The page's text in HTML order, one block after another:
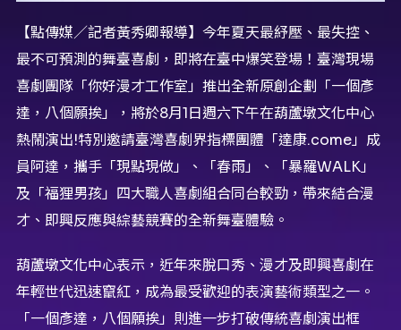
【點傳媒／記者黃秀卿報導】今年夏天最紓壓、最失控、
最不可預測的舞臺喜劇， 即將在臺中爆笑登場！臺灣現場
喜劇團隊「你好漫才工作室」 推出全新原創企劃「一個彥
達，八個願挨」，將於8月1日週六下午在葫蘆墩文化中心
熱鬧演出!特別邀請臺灣喜劇界指標團體「達康.come」成
員阿達，攜手「現點現做」、「春雨」、「暴羅WALK」
及「福狸男孩」四大職人喜劇組合同台較勁，帶來結合漫
才、 即興反應與綜藝競賽的全新舞臺體驗。
葫蘆墩文化中心表示，近年來脫口秀、 漫才及即興喜劇在
年輕世代迅速竄紅， 成為最受歡迎的表演藝術類型之一。
「一個彥達，八個願挨」 則進一步打破傳統喜劇演出框